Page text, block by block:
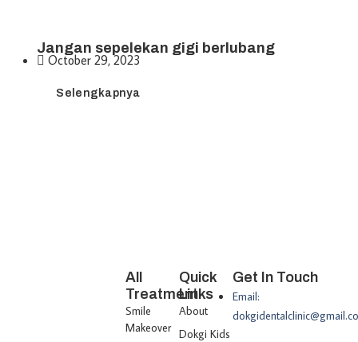
Jangan sepelekan gigi berlubang
October 29, 2023
Selengkapnya
Quick
Links
About
Dokgi Kids
All
Treatment
Smile
Makeover
Get In Touch
Email: